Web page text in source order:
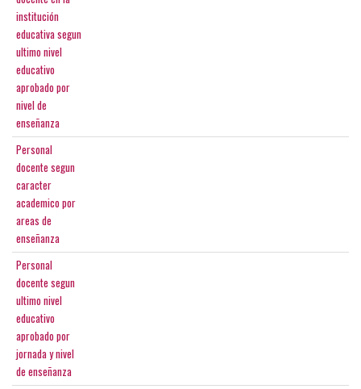
institución
educativa segun
ultimo nivel
educativo
aprobado por
nivel de
enseñanza
Personal
docente segun
caracter
academico por
areas de
enseñanza
Personal
docente segun
ultimo nivel
educativo
aprobado por
jornada y nivel
de enseñanza